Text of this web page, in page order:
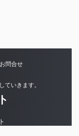
問合せ
ていきます。